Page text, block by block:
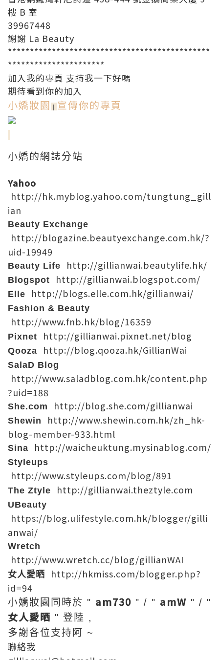
樓 B 室
39967448
謝謝 La Beauty
**********************************************
**********************
加入我的專頁 支持我一下好嗎
期待看到你的加入
小嬌妝園 | 宣傳你的專頁
小嬌的網誌分站
Yahoo
http://hk.myblog.yahoo.com/tungtung_gill
ian
Beauty Exchange
http://blogazine.beautyexchange.com.hk/?
uid-19949
Beauty Life http://gillianwai.beautylife.hk/
Blogspot http://gillianwai.blogspot.com/
Elle http://blogs.elle.com.hk/gillianwai/
Fashion & Beauty
http://www.fnb.hk/blog/16359
Pixnet http://gillianwai.pixnet.net/blog
Qooza http://blog.qooza.hk/GillianWai
SalaD Blog
http://www.saladblog.com.hk/content.php
?uid=188
She.com http://blog.she.com/gillianwai
Shewin
http://www.shewin.com.hk/zh_hk-
blog-member-933.html
Sina http://waicheuktung.mysinablog.com/
Styleups
http://www.styleups.com/blog/891
The Ztyle http://gillianwai.theztyle.com
UBeauty
https://blog.ulifestyle.com.hk/blogger/gilli
anwai/
Wretch
http://www.wretch.cc/blog/gillianWAI
女人愛晒
http://hkmiss.com/blogger.php?
id=94
小嬌妝園同時於 " am730 " / " amW " / "
女人愛晒 " 登陸 ,
多謝各位支持阿 ~
聯絡我